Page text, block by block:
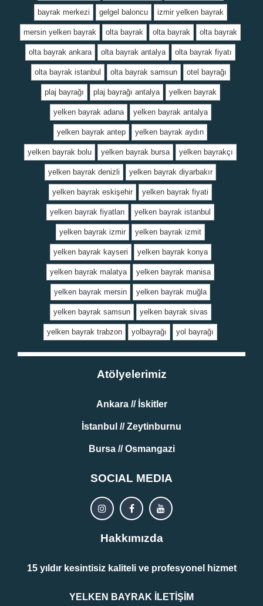
bayrak merkezi gelgel baloncu izmir yelken bayrak
mersin yelken bayrak olta bayrak olta bayrak olta bayrak
olta bayrak ankara olta bayrak antalya olta bayrak fiyatı
olta bayrak istanbul olta bayrak samsun otel bayrağı
plaj bayrağı plaj bayrağı antalya yelken bayrak
yelken bayrak adana yelken bayrak antalya
yelken bayrak antep yelken bayrak aydın
yelken bayrak bolu yelken bayrak bursa yelken bayrakçı
yelken bayrak denizli yelken bayrak diyarbakır
yelken bayrak eskişehir yelken bayrak fiyati
yelken bayrak fiyatları yelken bayrak istanbul
yelken bayrak izmir yelken bayrak izmit
yelken bayrak kayseri yelken bayrak konya
yelken bayrak malatya yelken bayrak manisa
yelken bayrak mersin yelken bayrak muğla
yelken bayrak samsun yelken bayrak sivas
yelken bayrak trabzon yolbayrağı yol bayrağı
Atölyelerimiz
Ankara // İskitler
İstanbul // Zeytinburnu
Bursa // Osmangazi
SOCIAL MEDIA
Hakkımızda
15 yıldır kesintisiz kaliteli ve profesyonel hizmet
YELKEN BAYRAK İLETİŞİM